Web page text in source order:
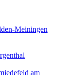
Meiningen
am